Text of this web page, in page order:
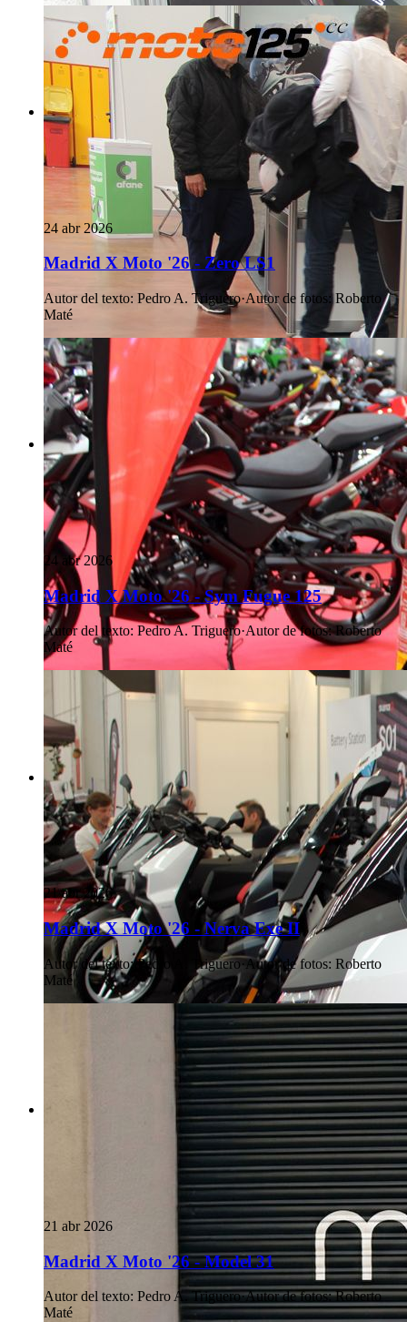
24 abr 2026
Madrid X Moto '26 - Zero LS1
Autor del texto: Pedro A. Triguero·Autor de fotos: Roberto
Maté
24 abr 2026
Madrid X Moto '26 - Sym Fugue 125
Autor del texto: Pedro A. Triguero·Autor de fotos: Roberto
Maté
21 abr 2026
Madrid X Moto '26 - Nerva Exe II
Autor del texto: Pedro A. Triguero·Autor de fotos: Roberto
Maté
21 abr 2026
Madrid X Moto '26 - Model 31
Autor del texto: Pedro A. Triguero·Autor de fotos: Roberto
Maté